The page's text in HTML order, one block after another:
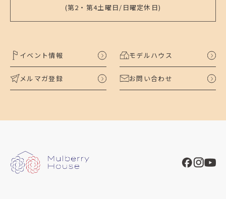
(第2・第4土曜日/日曜定休日)
イベント情報 モデルハウス
メルマガ登録 お問い合わせ